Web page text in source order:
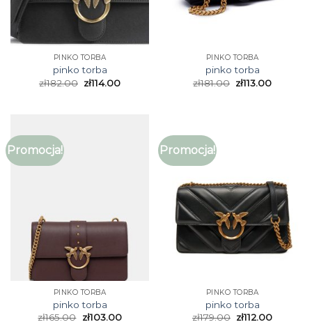
PINKO TORBA
pinko torba
zł182.00 zł114.00
PINKO TORBA
pinko torba
zł181.00 zł113.00
Promocja!
PINKO TORBA
pinko torba
zł165.00 zł103.00
Promocja!
PINKO TORBA
pinko torba
zł179.00 zł112.00